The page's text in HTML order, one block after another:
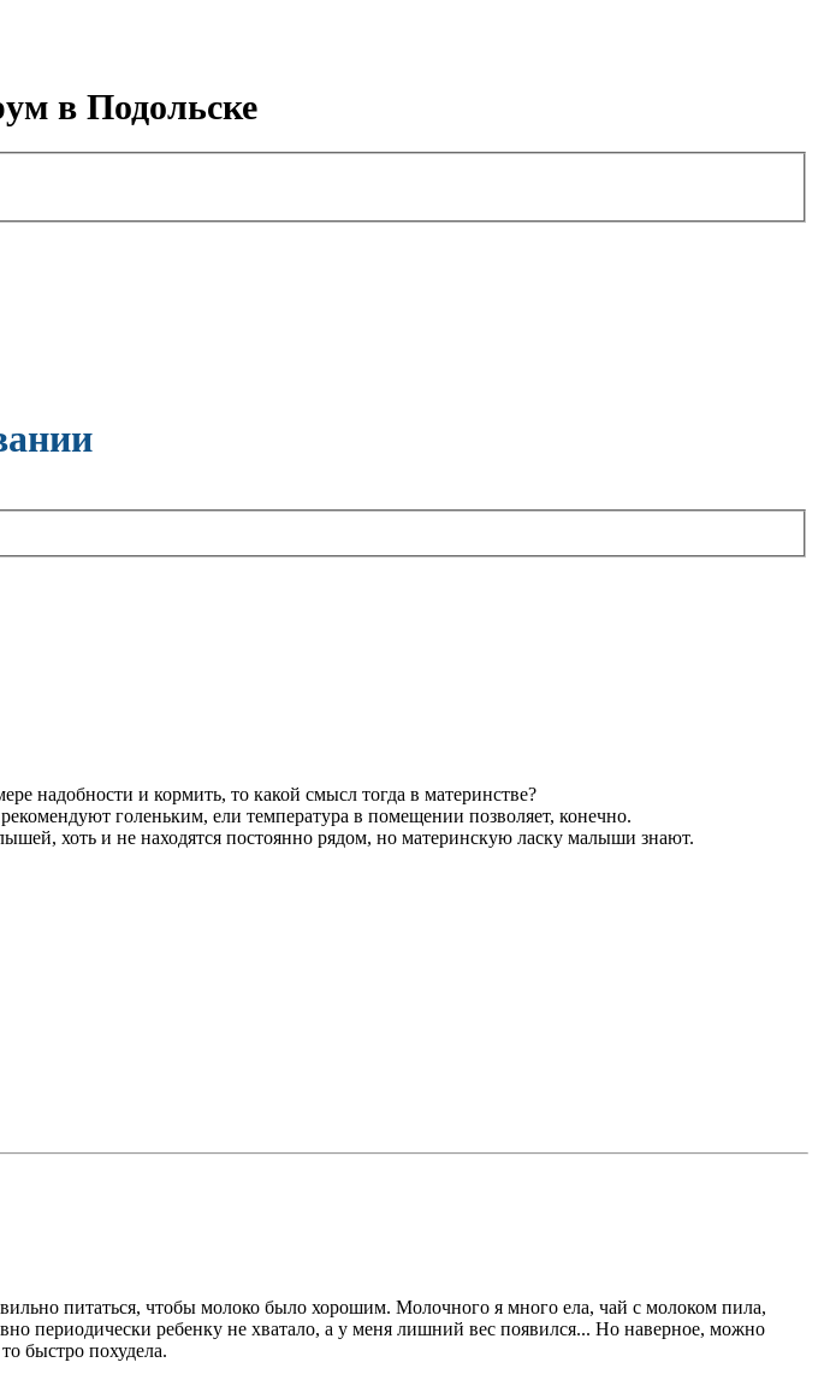
в Подольске
надобности и кормить, то какой смысл тогда в материнстве?
голеньким, ели температура в помещении позволяет, конечно.
хоть и не находятся постоянно рядом, но материнскую ласку малыши знают.
питаться, чтобы молоко было хорошим. Молочного я много ела, чай с молоком пила,
периодически ребенку не хватало, а у меня лишний вес появился... Но наверное, можно
быстро похудела.